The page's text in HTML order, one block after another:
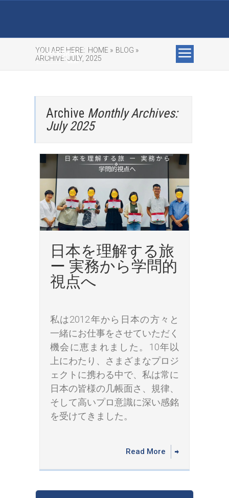
YOU ARE HERE: HOME » BLOG »
ARCHIVE: JULY, 2025
Archive Monthly Archives:
July 2025
日本を理解する旅
ー 実務から学問的
視点へ
私は2012年から日本の方々と
一緒にお仕事をさせていただく
機会に恵まれました。10年以
上にわたり、さまざまなプロジ
ェクトに携わる中で、私は常に
日本の皆様の几帳面さ、規律、
そして高いプロ意識に深い感銘
を受けてきました。
Read More